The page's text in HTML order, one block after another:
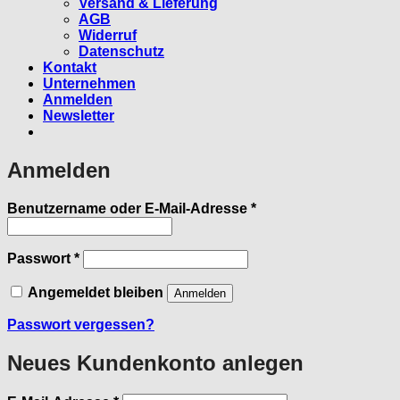
AGB
Widerruf
Datenschutz
Kontakt
Unternehmen
Anmelden
Newsletter
Anmelden
Benutzername oder E-Mail-Adresse *Erforderlich
Passwort *Erforderlich
Angemeldet bleiben Anmelden
Passwort vergessen?
Neues Kundenkonto anlegen